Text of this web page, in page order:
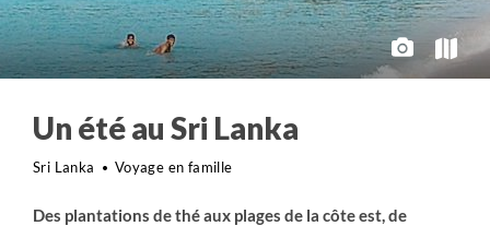
Un été au Sri Lanka
Sri Lanka Voyage en famille
Des plantations de thé aux plages de la côte est, de